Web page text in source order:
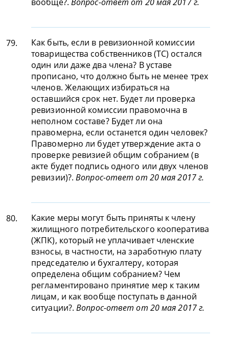
79.
Как быть, если в ревизионной комиссии
товарищества собственников (ТС) остался
один или даже два члена? В уставе
прописано, что должно быть не менее трех
членов. Желающих избираться на
оставшийся срок нет. Будет ли проверка
ревизионной комиссии правомочна в
неполном составе? Будет ли она
правомерна, если останется один человек?
Правомерно ли будет утверждение акта о
проверке ревизией общим собранием (в
акте будет подпись одного или двух членов
ревизии)?.Вопрос-ответ от 20 мая 2017 г.
80.
Какие меры могут быть приняты к члену
жилищного потребительского кооператива
(ЖПК), который не уплачивает членские
взносы, в частности, на заработную плату
председателю и бухгалтеру, которая
определена общим собранием? Чем
регламентировано принятие мер к таким
лицам, и как вообще поступать в данной
ситуации?.Вопрос-ответ от 20 мая 2017 г.